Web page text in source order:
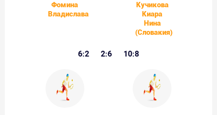
Фомина
Владислава
Кучикова
Киара
Нина
(Словакия)
6:2 2:6 10:8